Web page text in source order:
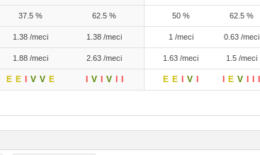
37.5 % 62.5 % 50 % 62.5 %
1.38 /meci 1.38 /meci 1 /meci 0.63 /meci
1.88 /meci 2.63 /meci 1.63 /meci 1.5 /meci
E E V V E V V E E V E V